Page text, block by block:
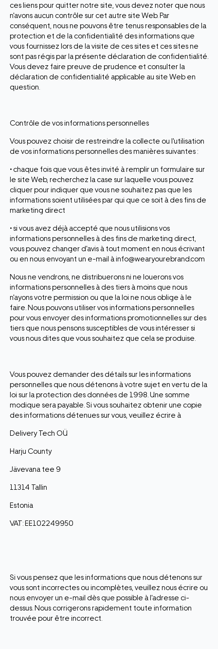
ces liens pour quitter notre site, vous devez noter que nous
n'avons aucun contrôle sur cet autre site Web. Par
conséquent, nous ne pouvons être tenus responsables de la
protection et de la confidentialité des informations que
vous fournissez lors de la visite de ces sites et ces sites ne
sont pas régis par la présente déclaration de confidentialité.
Vous devez faire preuve de prudence et consulter la
déclaration de confidentialité applicable au site Web en
question.
Contrôle de vos informations personnelles
Vous pouvez choisir de restreindre la collecte ou l'utilisation
de vos informations personnelles des manières suivantes :
• chaque fois que vous êtes invité à remplir un formulaire sur
le site Web, recherchez la case sur laquelle vous pouvez
cliquer pour indiquer que vous ne souhaitez pas que les
informations soient utilisées par qui que ce soit à des fins de
marketing direct
• si vous avez déjà accepté que nous utilisions vos
informations personnelles à des fins de marketing direct,
vous pouvez changer d'avis à tout moment en nous écrivant
ou en nous envoyant un e-mail à info@wearyourebrand.com
Nous ne vendrons, ne distribuerons ni ne louerons vos
informations personnelles à des tiers à moins que nous
n'ayons votre permission ou que la loi ne nous oblige à le
faire. Nous pouvons utiliser vos informations personnelles
pour vous envoyer des informations promotionnelles sur des
tiers que nous pensons susceptibles de vous intéresser si
vous nous dites que vous souhaitez que cela se produise.
Vous pouvez demander des détails sur les informations
personnelles que nous détenons à votre sujet en vertu de la
loi sur la protection des données de 1998. Une somme
modique sera payable. Si vous souhaitez obtenir une copie
des informations détenues sur vous, veuillez écrire à
Delivery Tech OÜ
Harju County
Jävevana tee 9
11314 Tallin
Estonia
VAT: EE102249950
Si vous pensez que les informations que nous détenons sur
vous sont incorrectes ou incomplètes, veuillez nous écrire ou
nous envoyer un e-mail dès que possible à l'adresse ci-
dessus. Nous corrigerons rapidement toute information
trouvée pour être incorrect.